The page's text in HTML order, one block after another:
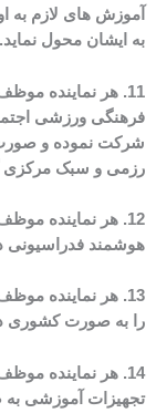
آموزش های لازم به
به ایشان محول نماید.
11. هر نماینده
فرهنگی ورزشی
شرکت نموده و
رزمی و سبک مرکزی
12. هر نماینده
هوشمند فدراسیونی
را به صورت کشوری
14. هر نماینده
تجهیزات آموزشی